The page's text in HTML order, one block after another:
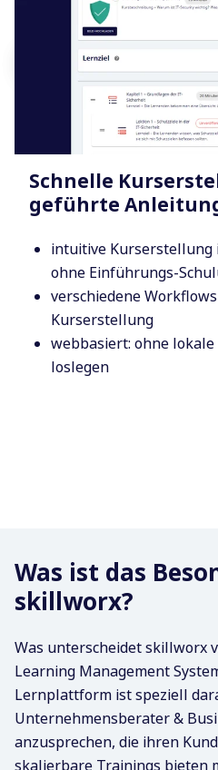
Schnelle
geführte
intuitive Kurserstellung
ohne Einführungs-
verschiedene
Kurserstellung
webbasiert: ohne
loslegen
Was ist das
skillworx?
Was unterscheidet skillworx
Learning Management
Lernplattform ist speziell
Unternehmensberater &
anzusprechen, die ihren
skalierbare Trainings bieten